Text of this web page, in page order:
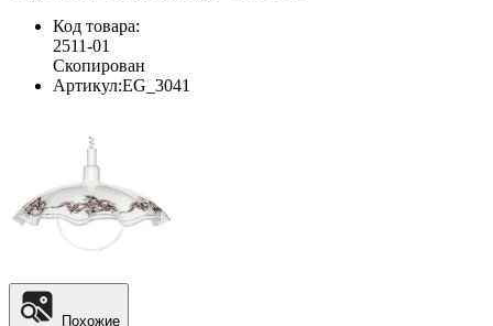
Код товара:
2511-01
Скопирован
Артикул:EG_3041
Похожие